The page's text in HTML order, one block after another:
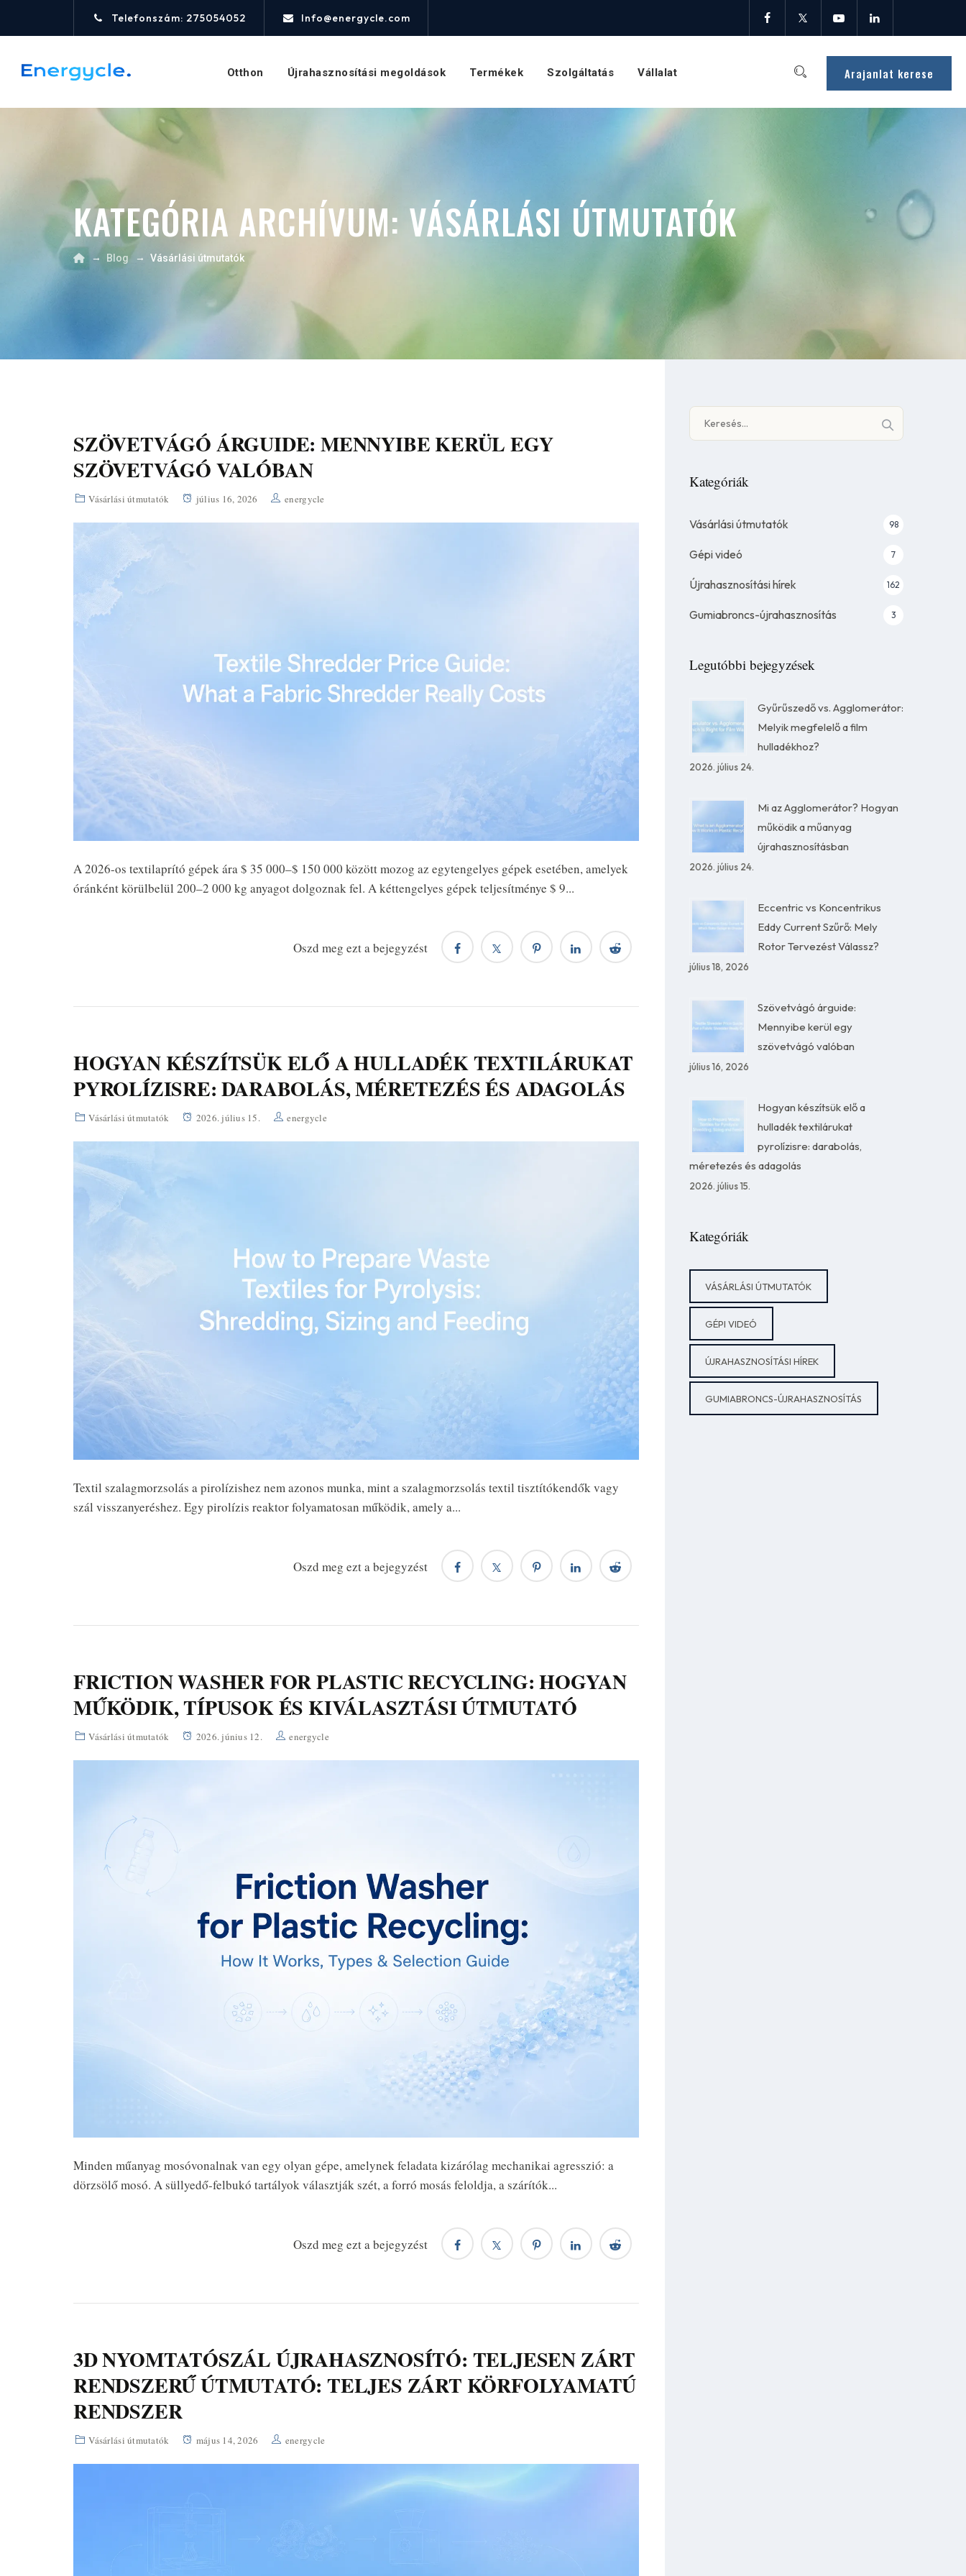
Telefonszám: 275054052 Info@energycle.com
Arajanlat kerese
Otthon Újrahasznosítási megoldások Termékek Szolgáltatás Vállalat
KATEGÓRIA ARCHÍVUM: VÁSÁRLÁSI ÚTMUTATÓK
→ Blog → Vásárlási útmutatók
SZÖVETVÁGÓ ÁRGUIDE: MENNYIBE KERÜL EGY
SZÖVETVÁGÓ VALÓBAN
Vásárlási útmutatók július 16, 2026 energycle
A 2026-os textilaprító gépek ára $ 35 000–$ 150 000 között mozog az egytengelyes gépek esetében, amelyek
óránként körülbelül 200–2 000 kg anyagot dolgoznak fel. A kéttengelyes gépek teljesítménye $ 9...
Oszd meg ezt a bejegyzést
HOGYAN KÉSZÍTSÜK ELŐ A HULLADÉK TEXTILÁRUKAT
PYROLÍZISRE: DARABOLÁS, MÉRETEZÉS ÉS ADAGOLÁS
Vásárlási útmutatók 2026. július 15. energycle
Textil szalagmorzsolás a pirolízishez nem azonos munka, mint a szalagmorzsolás textil tisztítókendők vagy
szál visszanyeréshez. Egy pirolízis reaktor folyamatosan működik, amely a...
Oszd meg ezt a bejegyzést
FRICTION WASHER FOR PLASTIC RECYCLING: HOGYAN
MŰKÖDIK, TÍPUSOK ÉS KIVÁLASZTÁSI ÚTMUTATÓ
Vásárlási útmutatók 2026. június 12. energycle
Minden műanyag mosóvonalnak van egy olyan gépe, amelynek feladata kizárólag mechanikai agresszió: a
dörzsölő mosó. A süllyedő-felbukó tartályok választják szét, a forró mosás feloldja, a szárítók...
Oszd meg ezt a bejegyzést
3D NYOMTATÓSZÁL ÚJRAHASZNOSÍTÓ: TELJESEN ZÁRT
RENDSZERŰ ÚTMUTATÓ: TELJES ZÁRT KÖRFOLYAMATÚ
RENDSZER
Vásárlási útmutatók május 14, 2026 energycle
Kategóriák
Vásárlási útmutatók 98
Gépi videó 7
Újrahasznosítási hírek 162
Gumiabroncs-újrahasznosítás 3
Legutóbbi bejegyzések
Gyűrűszedő vs. Agglomerátor:
Melyik megfelelő a film
hulladékhoz?
2026. július 24.
Mi az Agglomerátor? Hogyan
működik a műanyag
újrahasznosításban
2026. július 24.
Eccentric vs Koncentrikus
Eddy Current Szűrő: Mely
Rotor Tervezést Válassz?
július 18, 2026
Szövetvágó árguide:
Mennyibe kerül egy
szövetvágó valóban
július 16, 2026
Hogyan készítsük elő a
hulladék textilárukat
pyrolízisre: darabolás,
méretezés és adagolás
2026. július 15.
Kategóriák
VÁSÁRLÁSI ÚTMUTATÓK
GÉPI VIDEÓ
ÚJRAHASZNOSÍTÁSI HÍREK
GUMIABRONCS-ÚJRAHASZNOSÍTÁS